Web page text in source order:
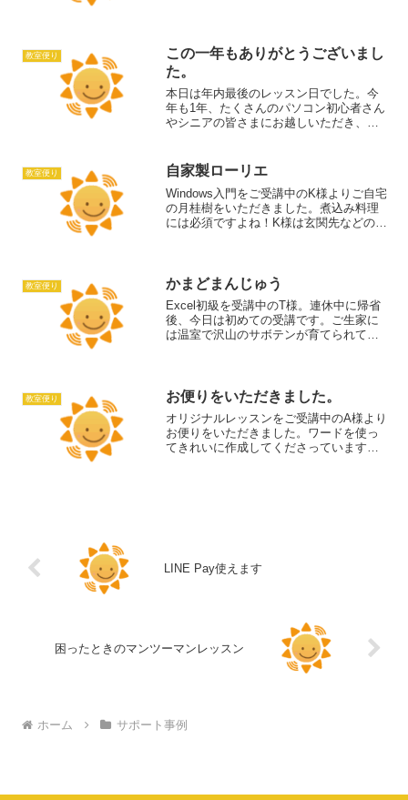
ロゴマークか...
教室便り
この一年もありがとうございまし
た。
本日は年内最後のレッスン日でした。今
年も1年、たくさんのパソコン初心者さん
やシニアの皆さまにお越しいただき、本
った生徒さんについて少しご紹介しま
す！平均年齢：73歳最高...
教室便り 自家製ローリエ
Windows入門をご受講中のK様よりご自宅
の月桂樹をいただきました。煮込み料理
には必須ですよね！K様は玄関先などの消
のを、教室に...
教室便り かまどまんじゅう
Excel初級を受講中のT様。連休中に帰省
後、今日は初めての受講です。ご生家に
は温室で沢山のサボテンが育てられてお
話と「かまどまんじ...
教室便り お便りをいただきました。
オリジナルレッスンをご受講中のA様より
お便りをいただきました。ワードを使っ
てきれいに作成してくださっています。
LINE Pay使えます
困ったときのマンツーマンレッスン
ホーム サポート事例